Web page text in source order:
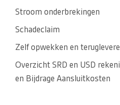
Stroom onderbrekingen
Schadeclaim
Zelf opwekken en
Overzicht SRD en USD
en Bijdrage Aansluitkosten